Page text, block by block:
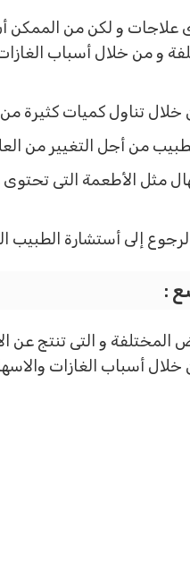
و لكن من الممكن
و من خلال أسباب
تناول كميات كثيرة
من أجل التغيير من
مثل الأطعمة التى
إلى أستشارة الطبيب
:
و التى تنتج عن
أسباب الغازات